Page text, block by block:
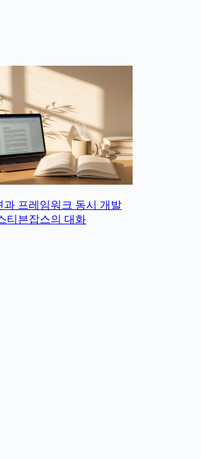
과 프레임워크 동시 개발
티븐잡스의 대화